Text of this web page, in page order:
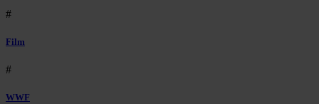
#
Film
#
WWF